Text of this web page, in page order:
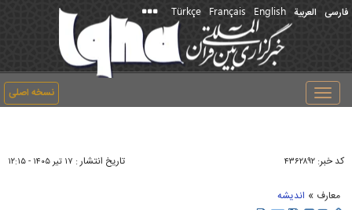
فارسی العربیة English
Français
Türkçe
نسخه اصلی
Toggle
navigation
کد خبر: ۴۳۶۲۸۹۲ تاریخ انتشار : ۱۷ تير ۱۴۰۵ - ۱۲:۱۵
معارف » اندیشه